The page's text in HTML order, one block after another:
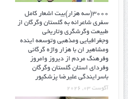
۳۰۰۰(سه هزار)بیت اشعار کامل
سفری شاعرانه به گلستان وگرگان از
طبیعت وگرشگری وتاریخی
وجغرافیایی ومذهبی وتوسعه اینده
ومشاهیر ان با هزار واژه گرگانی
وفرهنگ مردم از دیروز وامروز
وفردای استان گلستان وگرگان
باسرایندگی علیرضا پزشکپور
آگوست 03, 2026